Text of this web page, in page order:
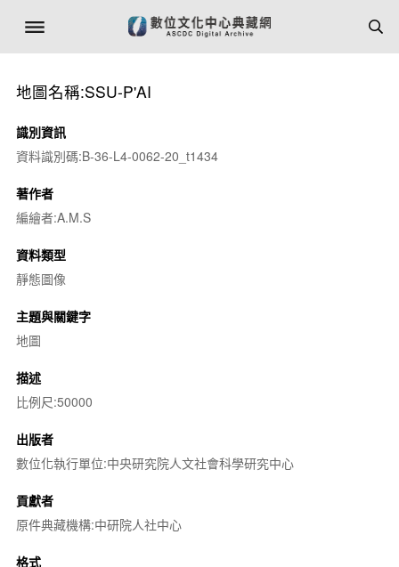
地圖名稱:SSU-P'AI
識別資訊
資料識別碼:B-36-L4-0062-20_t1434
著作者
編繪者:A.M.S
資料類型
靜態圖像
主題與關鍵字
地圖
描述
比例尺:50000
出版者
數位化執行單位:中央研究院人文社會科學研究中心
貢獻者
原件典藏機構:中研院人社中心
格式